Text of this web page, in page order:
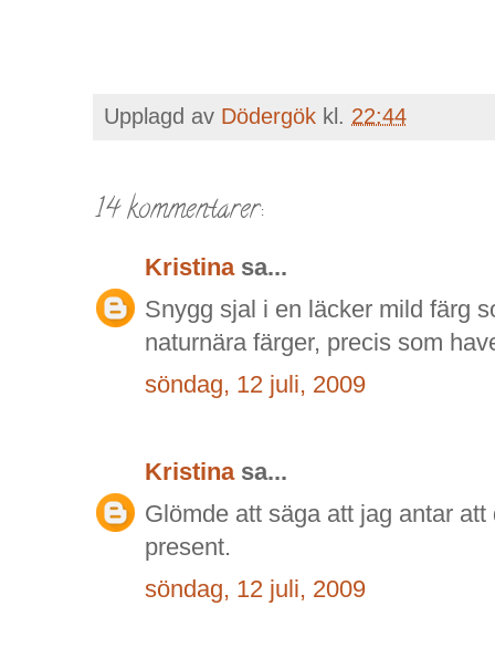
Upplagd av Dödergök kl. 22:44
14 kommentarer:
Kristinasa...
Snygg sjal i en läcker mild färg
naturnära färger, precis som
söndag, 12 juli, 2009
Kristinasa...
Glömde att säga att jag antar
present.
söndag, 12 juli, 2009